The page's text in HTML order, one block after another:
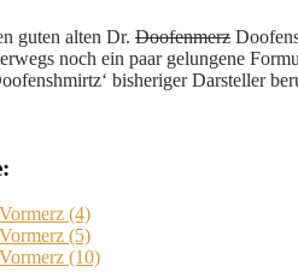
guten alten Dr. Doofenmerz
noch ein paar gelungene
bisheriger Darsteller
(4)
(5)
(10)